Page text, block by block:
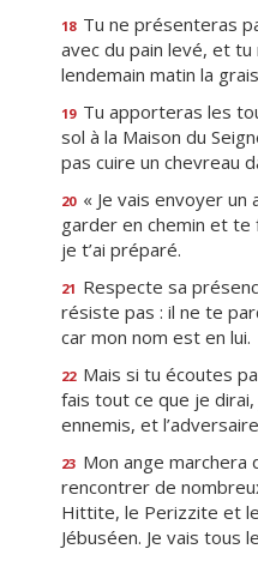
18 Tu ne présenteras
avec du pain levé, et tu
lendemain matin la
19 Tu apporteras les
sol à la Maison du
pas cuire un chevreau
20 « Je vais envoyer
garder en chemin et te
je t’ai préparé.
21 Respecte sa
résiste pas : il ne te
car mon nom est en lui.
22 Mais si tu écoutes
fais tout ce que je
ennemis, et
23 Mon ange
rencontrer de
Hittite, le Perizzite et
Jébuséen. Je vais tous